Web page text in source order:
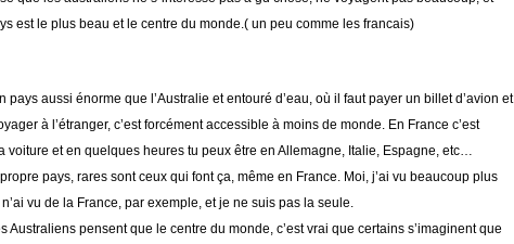
est le plus beau et le centre du monde.( un peu comme les francais)
pays aussi énorme que l’Australie et entouré d’eau, où il faut payer un billet d’avion et
à l’étranger, c’est forcément accessible à moins de monde. En France c’est
voiture et en quelques heures tu peux être en Allemagne, Italie, Espagne, etc…
pays, rares sont ceux qui font ça, même en France. Moi, j’ai vu beaucoup plus
vu de la France, par exemple, et je ne suis pas la seule.
Australiens pensent que le centre du monde, c’est vrai que certains s’imaginent que